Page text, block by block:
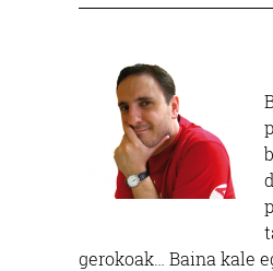
gerokoak… Baina kale